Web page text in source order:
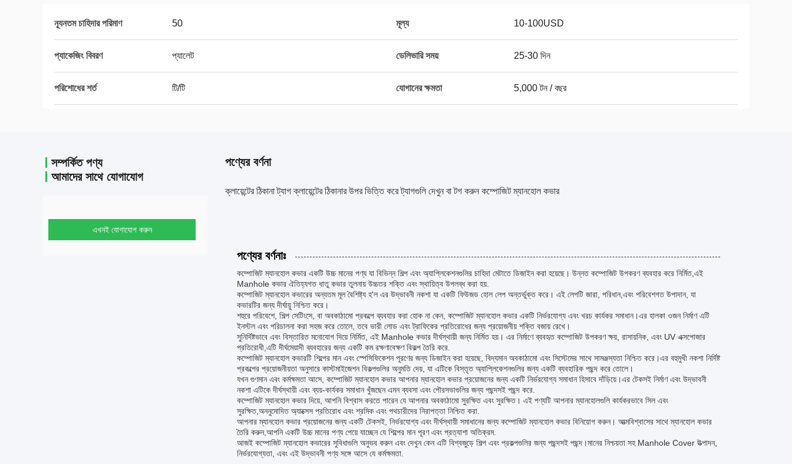
ন্যূনতম চাহিদার পরিমাণ 50 মূল্য 10-100USD
প্যাকেজিং বিবরণ প্যালেট ডেলিভারি সময় 25-30 দিন
পরিশোধের শর্ত টি/টি যোগানের ক্ষমতা 5,000 টন / বছর
সম্পর্কিত পণ্য
আমাদের সাথে যোগাযোগ
এখনই যোগাযোগ করুন
পণ্যের বর্ণনা
ক্লায়েন্টের ঠিকানা ট্যাগ ক্লায়েন্টের ঠিকানার উপর ভিত্তি করে ট্যাগগুলি দেখুন বা টগ করুন কম্পোজিট ম্যানহোল কভার
পণ্যের বর্ণনাঃ
কম্পোজিট ম্যানহোল কভার একটি উচ্চ মানের পণ্য যা বিভিন্ন শিল্প এবং অ্যাপ্লিকেশনগুলির চাহিদা মেটাতে ডিজাইন করা হয়েছে। উন্নত কম্পোজিট উপকরণ ব্যবহার করে নির্মিত,এই
Manhole কভার ঐতিহ্যগত ধাতু কভার তুলনায় উচ্চতর শক্তি এবং স্থায়িত্ব উপলব্ধ করা হয়.
কম্পোজিট ম্যানহোল কভারের অন্যতম মূল বৈশিষ্ট্য হ'ল এর উদ্ভাবনী নকশা যা একটি ফিউজড হোল লেপ অন্তর্ভুক্ত করে। এই লেপটি জারা, পরিধান,এবং পরিবেশগত উপাদান, যা
কভারটির জন্য দীর্ঘায়ু নিশ্চিত করে।
শহুরে পরিবেশে, শিল্প সেটিংসে, বা অবকাঠামো প্রকল্পে ব্যবহার করা হোক না কেন, কম্পোজিট ম্যানহোল কভার একটি নির্ভরযোগ্য এবং খরচ কার্যকর সমাধান।এর হালকা ওজন নির্মাণ এটি
ইনস্টল এবং পরিচালনা করা সহজ করে তোলে, তবে ভারী লোড এবং ট্রাফিকের প্রতিরোধের জন্য প্রয়োজনীয় শক্তি বজায় রেখে।
সুনির্দিষ্টভাবে এবং বিস্তারিত মনোযোগ দিয়ে নির্মিত, এই Manhole কভার দীর্ঘস্থায়ী জন্য নির্মিত হয়। এর নির্মাণে ব্যবহৃত কম্পোজিট উপকরণ ক্ষয়, রাসায়নিক, এবং UV এক্সপোজার
প্রতিরোধী,এটি দীর্ঘমেয়াদী ব্যবহারের জন্য একটি কম রক্ষণাবেক্ষণ বিকল্প তৈরি করে.
কম্পোজিট ম্যানহোল কভারটি শিল্পের মান এবং স্পেসিফিকেশন পূরণের জন্য ডিজাইন করা হয়েছে, বিদ্যমান অবকাঠামো এবং সিস্টেমের সাথে সামঞ্জস্যতা নিশ্চিত করে।এর বহুমুখী নকশা নির্দিষ্ট
প্রকল্পের প্রয়োজনীয়তা অনুসারে কাস্টমাইজেশন বিকল্পগুলির অনুমতি দেয়, যা এটিকে বিস্তৃত অ্যাপ্লিকেশনগুলির জন্য একটি ব্যবহারিক পছন্দ করে তোলে।
যখন গুণমান এবং কর্মক্ষমতা আসে, কম্পোজিট ম্যানহোল কভার আপনার ম্যানহোল কভার প্রয়োজনের জন্য একটি নির্ভরযোগ্য সমাধান হিসাবে দাঁড়িয়ে।এর টেকসই নির্মাণ এবং উদ্ভাবনী
নকশা এটিকে দীর্ঘস্থায়ী এবং ব্যয়-কার্যকর সমাধান খুঁজছেন এমন ব্যবসা এবং পৌরসভাগুলির জন্য পছন্দসই পছন্দ করে.
কম্পোজিট ম্যানহোল কভার দিয়ে, আপনি বিশ্বাস করতে পারেন যে আপনার অবকাঠামো সুরক্ষিত এবং সুরক্ষিত। এই পণ্যটি আপনার ম্যানহোলগুলি কার্যকরভাবে সিল এবং
সুরক্ষিত,অননুমোদিত অ্যাক্সেস প্রতিরোধ এবং শ্রমিক এবং পথচারীদের নিরাপত্তা নিশ্চিত করা.
আপনার ম্যানহোল কভার প্রয়োজনের জন্য একটি টেকসই, নির্ভরযোগ্য এবং দীর্ঘস্থায়ী সমাধানের জন্য কম্পোজিট ম্যানহোল কভার বিনিয়োগ করুন। আত্মবিশ্বাসের সাথে ম্যানহোল কভার
তৈরি করুন,আপনি একটি উচ্চ মানের পণ্য পেয়ে যাচ্ছেন যে শিল্পের মান পূরণ এবং প্রত্যাশা অতিক্রম.
আজই কম্পোজিট ম্যানহোল কভারের সুবিধাগুলি অনুভব করুন এবং দেখুন কেন এটি বিশ্বজুড়ে শিল্প এবং প্রকল্পগুলির জন্য পছন্দসই পছন্দ।মানের নিশ্চয়তা সহ Manhole Cover উত্পাদন,
নির্ভরযোগ্যতা, এবং এই উদ্ভাবনী পণ্য সঙ্গে আসে যে কর্মক্ষমতা.